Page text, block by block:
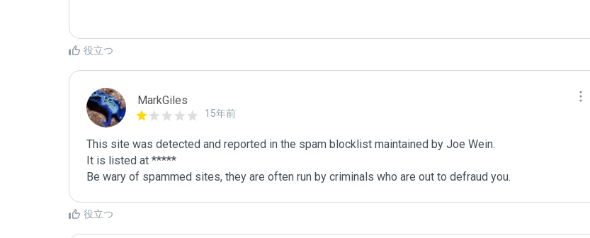
役立つ
MarkGiles
15年前
This site was detected and reported in the spam blocklist maintained by Joe Wein.
It is listed at *****
Be wary of spammed sites, they are often run by criminals who are out to defraud you.
役立つ